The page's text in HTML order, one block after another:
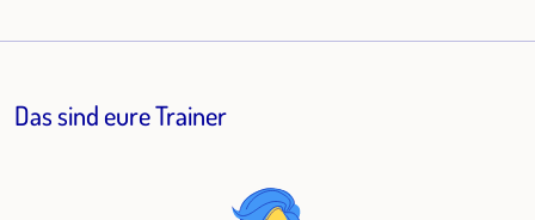
Das sind eure Trainer